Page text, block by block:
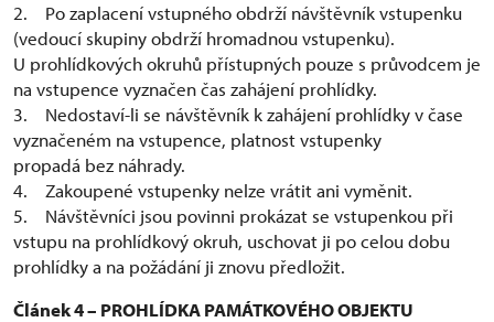
2. Po zaplacení vstupného obdrží návštěvník vstupenku
(vedoucí skupiny obdrží hromadnou vstupenku).
U prohlídkových okruhů přístupných pouze s průvodcem je
na vstupence vyznačen čas zahájení prohlídky.
3. Nedostaví-li se návštěvník k zahájení prohlídky v čase
vyznačeném na vstupence, platnost vstupenky
propadá bez náhrady.
4. Zakoupené vstupenky nelze vrátit ani vyměnit.
5. Návštěvníci jsou povinni prokázat se vstupenkou při
vstupu na prohlídkový okruh, uschovat ji po celou dobu
prohlídky a na požádání ji znovu předložit.
Článek 4 – PROHLÍDKA PAMÁTKOVÉHO OBJEKTU